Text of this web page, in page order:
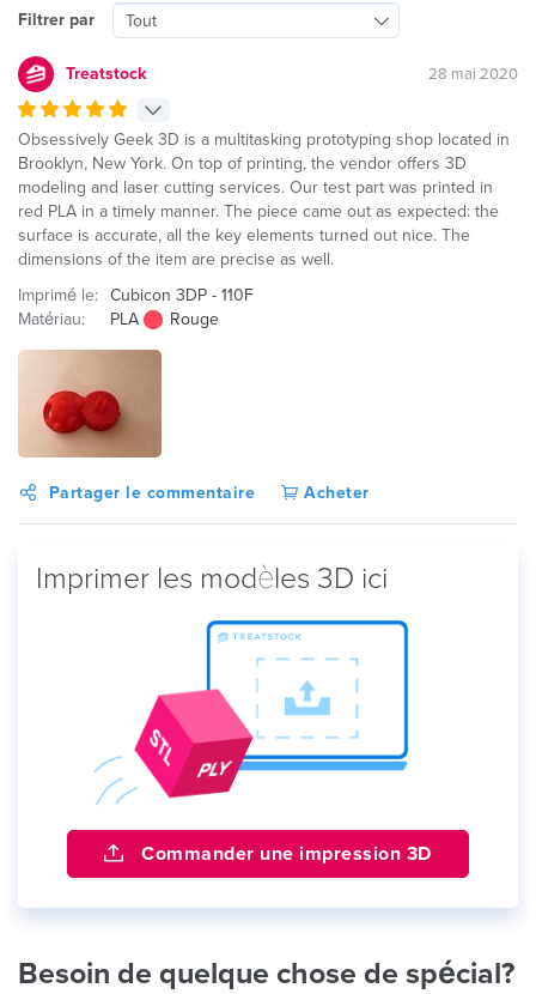
Filtrer par Tout
Treatstock 28 mai 2020
Obsessively Geek 3D is a multitasking prototyping shop located in
Brooklyn, New York. On top of printing, the vendor offers 3D
modeling and laser cutting services. Our test part was printed in
red PLA in a timely manner. The piece came out as expected: the
surface is accurate, all the key elements turned out nice. The
dimensions of the item are precise as well.
Imprimé le: Cubicon 3DP - 110F
Matériau:
PLA Rouge
Partager le commentaire Acheter
Imprimer les modèles 3D ici
Commander une impression 3D
Besoin de quelque chose de spécial?